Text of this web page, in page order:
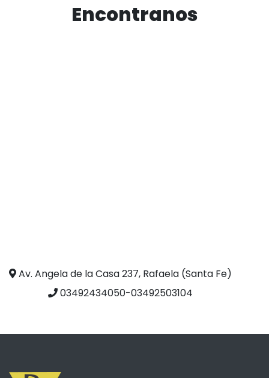
Encontranos
Av. Angela de la Casa 237, Rafaela (Santa Fe)
03492434050-03492503104